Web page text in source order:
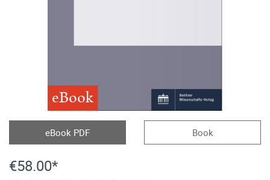
eBook
eBook PDF Book
€58.00*